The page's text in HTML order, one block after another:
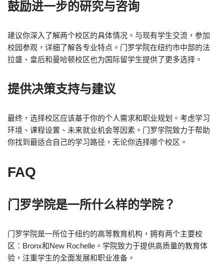
鼓励进一步的研究与咨询
建议你深入了解两个校区的具体情况。与现有学生交流，参加
校园参观，详细了解各专业特点。门罗学院在纽约市中部的法
拉盛、皇后和曼哈顿校区也为国际留学生提供了更多选择。
提供决策支持与建议
最终，选择校区应该基于你的个人需求和职业规划。考虑学习
环境、课程设置、未来就业机会等因素。门罗学院致力于帮助
你找到最适合自己的学习路径，无论你选择哪个校区。
FAQ
门罗学院是一所什么样的学院？
门罗学院是一所位于纽约的高等教育机构，拥有两个主要校
区：Bronx和New Rochelle。学院致力于提供高质量的教育体
验，注重学生的全面发展和职业准备。